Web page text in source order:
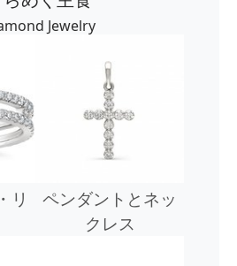
リ
ペンダントとネッ
クレス
Jewelry